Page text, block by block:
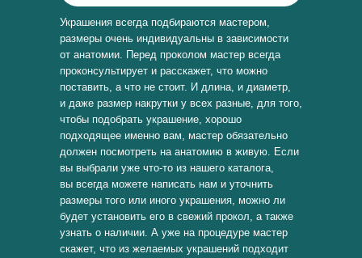
Украшения всегда подбираются мастером,
размеры очень индивидуальны в зависимости
от анатомии. Перед проколом мастер всегда
проконсультирует и расскажет, что можно
поставить, а что не стоит. И длина, и диаметр,
и даже размер накрутки у всех разные, для того,
чтобы подобрать украшение, хорошо
подходящее именно вам, мастер обязательно
должен посмотреть на анатомию в живую. Если
вы выбрали уже что-то из нашего каталога,
вы всегда можете написать нам и уточнить
размеры того или иного украшения, можно ли
будет установить его в свежий прокол, а также
узнать о наличии. А уже на процедуре мастер
скажет, что из желаемых украшений подходит